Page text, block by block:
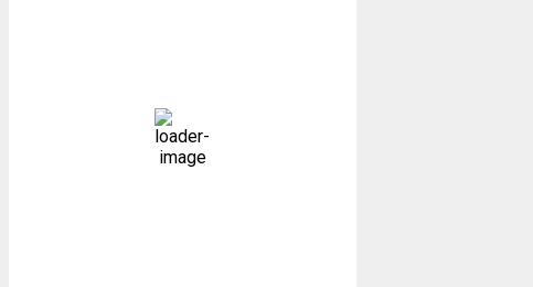
39 %
1010 mb